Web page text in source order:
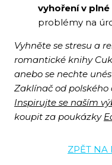
vyhoření v plné
problémy na
Vyhněte se stresu a
romantické knihy
anebo se nechte
Zaklínač od polského
Inspirujte se naším
koupit za poukázky
ZPĚT NA